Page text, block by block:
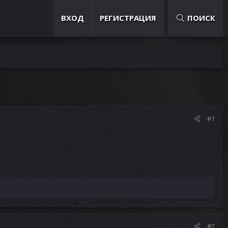
ВХОД РЕГИСТРАЦИЯ ПОИСК
#1
#2